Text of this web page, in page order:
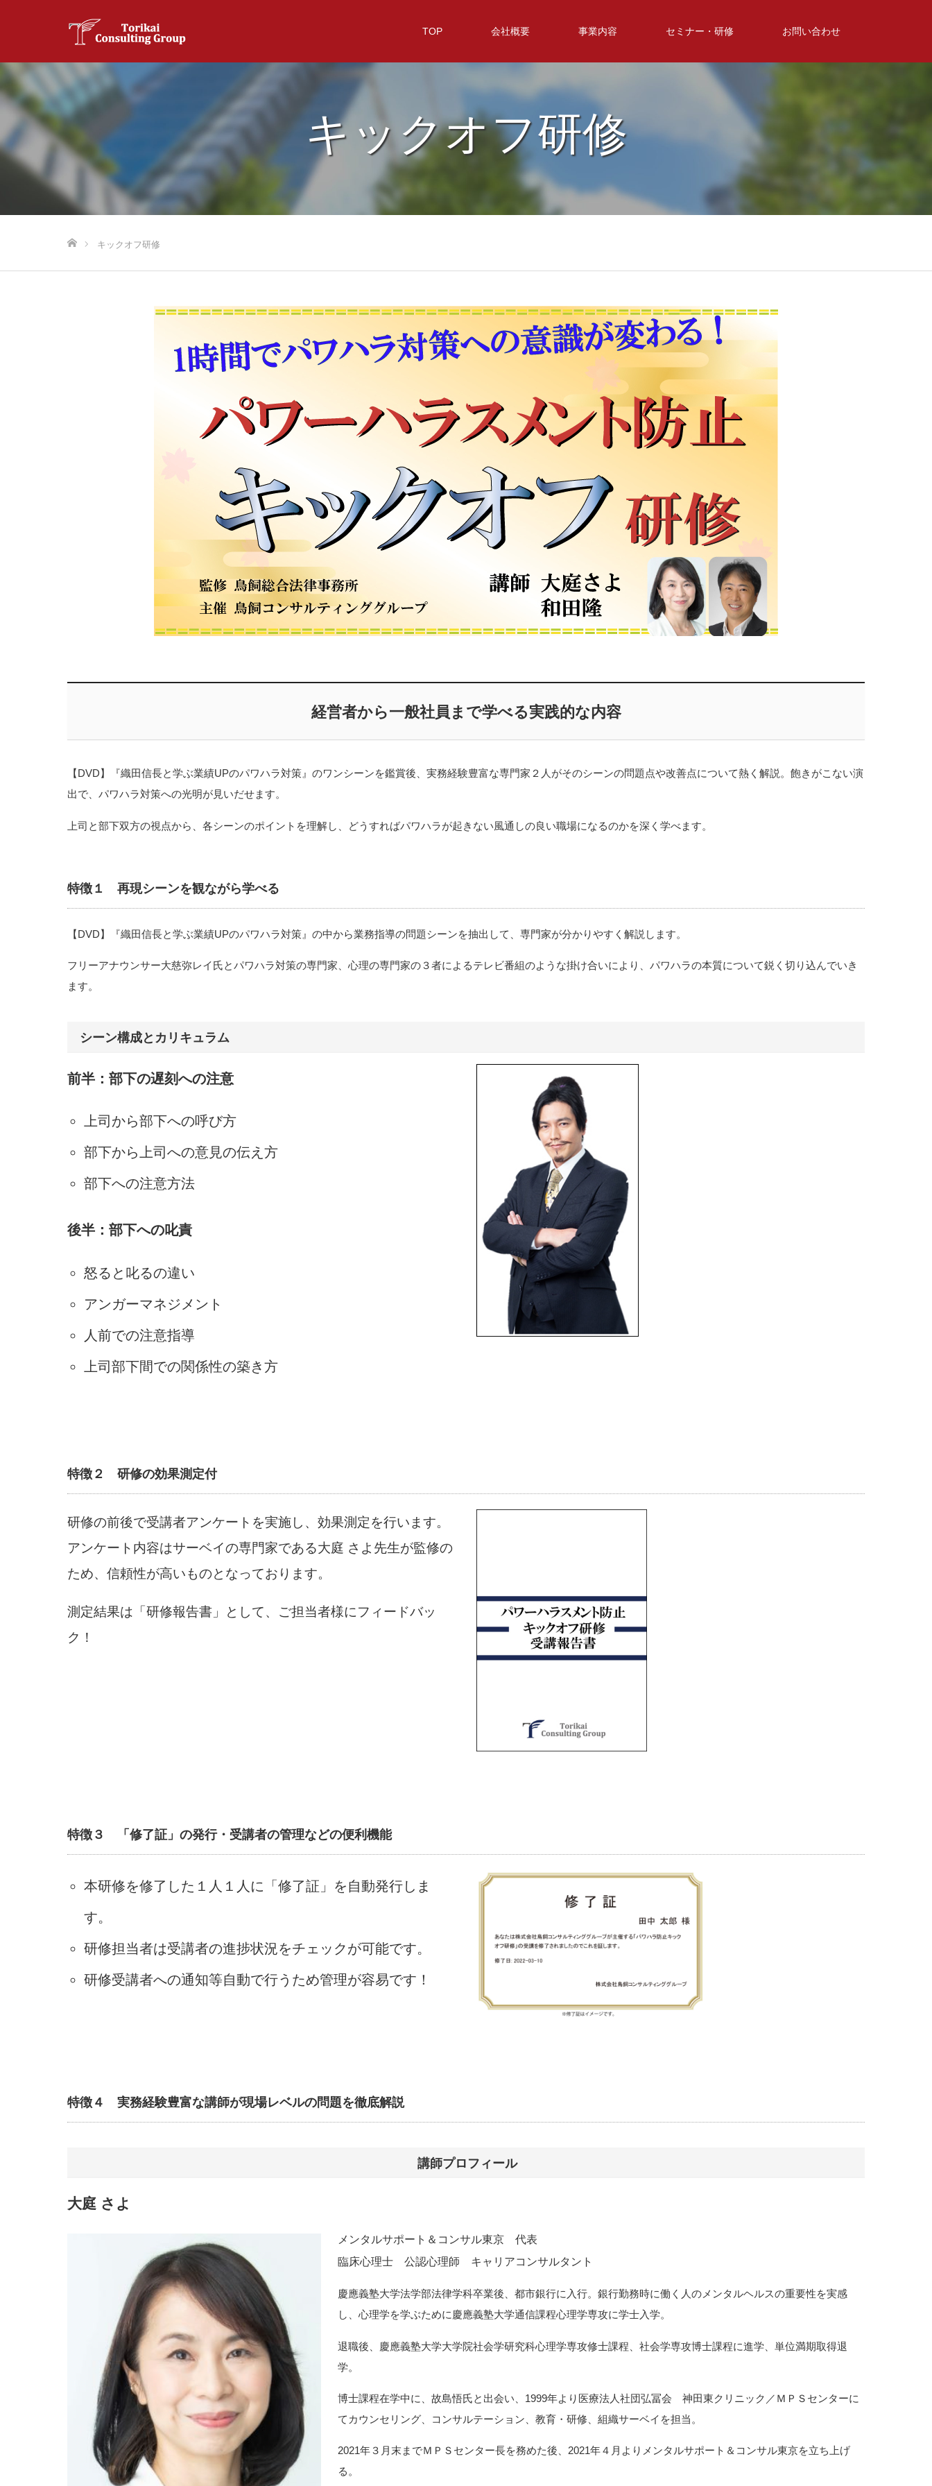
TOP 会社概要 事業内容 セミナー・研修 お問い合わせ
キックオフ研修
キックオフ研修
経営者から一般社員まで学べる実践的な内容
【DVD】『織田信長と学ぶ業績UPのパワハラ対策』のワンシーンを鑑賞後、実務経験豊富な専門家２人がそのシーンの問題点や改善点について熱く解説。飽きがこない演
出で、パワハラ対策への光明が見いだせます。
上司と部下双方の視点から、各シーンのポイントを理解し、どうすればパワハラが起きない風通しの良い職場になるのかを深く学べます。
特徴１ 再現シーンを観ながら学べる
【DVD】『織田信長と学ぶ業績UPのパワハラ対策』の中から業務指導の問題シーンを抽出して、専門家が分かりやすく解説します。
フリーアナウンサー大慈弥レイ氏とパワハラ対策の専門家、心理の専門家の３者によるテレビ番組のような掛け合いにより、パワハラの本質について鋭く切り込んでいき
ます。
シーン構成とカリキュラム
前半：部下の遅刻への注意
上司から部下への呼び方
部下から上司への意見の伝え方
部下への注意方法
後半：部下への叱責
怒ると叱るの違い
アンガーマネジメント
人前での注意指導
上司部下間での関係性の築き方
特徴２ 研修の効果測定付
研修の前後で受講者アンケートを実施し、効果測定を行います。
アンケート内容はサーベイの専門家である大庭 さよ先生が監修の
ため、信頼性が高いものとなっております。
測定結果は「研修報告書」として、ご担当者様にフィードバッ
ク！
特徴３ 「修了証」の発行・受講者の管理などの便利機能
本研修を修了した１人１人に「修了証」を自動発行しま
す。
研修担当者は受講者の進捗状況をチェックが可能です。
研修受講者への通知等自動で行うため管理が容易です！
特徴４ 実務経験豊富な講師が現場レベルの問題を徹底解説
講師プロフィール
大庭 さよ
メンタルサポート ＆コンサル東京 代表
臨床心理士 公認心理師 キャリアコンサルタント
慶應義塾大学法学部法律学科卒業後、都市銀行に入行。銀行勤務時に働く人のメンタルヘルスの重要性を実感
し、心理学を学ぶために慶應義塾大学通信課程心理学専攻に学士入学。
退職後、慶應義塾大学大学院社会学研究科心理学専攻修士課程、社会学専攻博士課程に進学、単位満期取得退
学。
博士課程在学中に、故島悟氏と出会い、1999年より医療法人社団弘冨会 神田東クリニック／ＭＰＳセンターに
てカウンセリング、コンサルテーション、教育・研修、組織サーベイを担当。
2021年３月末までＭＰＳセンター長を務めた後、2021年４月よりメンタルサポート＆コンサル東京を立ち上げ
る。